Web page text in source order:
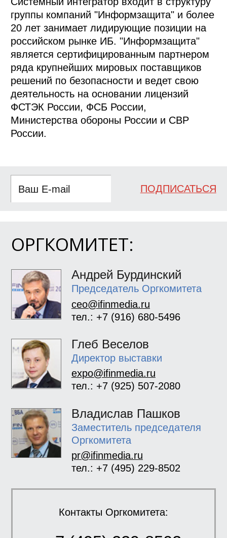
ОРГКОМИТЕТ:
Андрей Бурдинский
Председатель Оргкомитета
ceo@ifinmedia.ru
тел.: +7 (916) 680-5496
Глеб Веселов
Директор выставки
expo@ifinmedia.ru
тел.: +7 (925) 507-2080
Владислав Пашков
Заместитель председателя
Оргкомитета
pr@ifinmedia.ru
тел.: +7 (495) 229-8502
Контакты Оргкомитета:
группы компаний "Информзащита" и более
20 лет занимает лидирующие позиции на
российском рынке ИБ. "Информзащита"
является сертифицированным партнером
ряда крупнейших мировых поставщиков
решений по безопасности и ведет свою
деятельность на основании лицензий
ФСТЭК России, ФСБ России,
Министерства обороны России и СВР
России.
ПОДПИСАТЬСЯ